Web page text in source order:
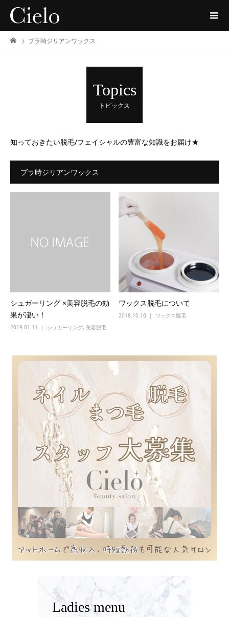
ブラ時ジリアンワックス
Topics
トピックス
知っておきたい脱毛/フェイシャルの豊富な知識をお届け★
ブラ時ジリアンワックス
シュガーリング ×美容脱毛の効
果が凄い！
2019.01.11 シュガーリング, 美容脱毛
ワックス脱毛について
2018.10.10 ワックス脱毛
Ladies menu